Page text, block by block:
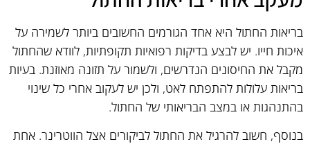
בריאות החתול היא אחד הגורמים החשובים ביותר לשמירה על
איכות חייו. יש לבצע בדיקות רפואיות תקופתיות, לוודא שהחתול
מקבל את החיסונים הנדרשים, ולשמור על תזונה מאוזנת. בעיות
בריאות עלולות להתפתח לאט, ולכן יש לעקוב אחרי כל שינוי
בהתנהגות או במצב הבריאותי של החתול.
בנוסף, חשוב להרגיל את החתול לביקורים אצל הווטרינר. אחת